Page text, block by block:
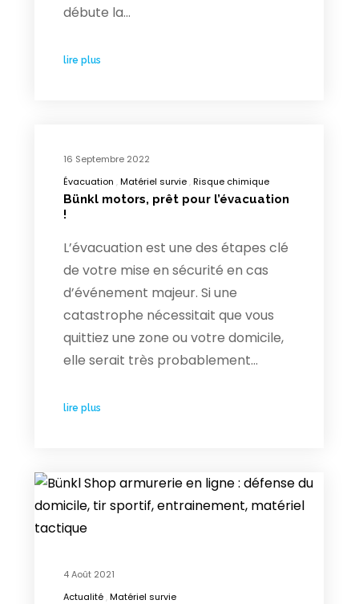
débute la…
lire plus
16 Septembre 2022
Évacuation Matériel survie Risque chimique
Bünkl motors, prêt pour l’évacuation
!
L’évacuation est une des étapes clé
de votre mise en sécurité en cas
d’événement majeur. Si une
catastrophe nécessitait que vous
quittiez une zone ou votre domicile,
elle serait très probablement…
lire plus
4 Août 2021
Actualité Matériel survie